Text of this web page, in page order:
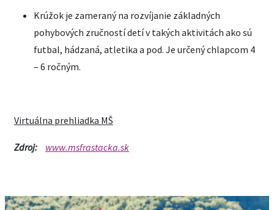
Krúžok je zameraný na rozvíjanie základných
pohybových zručností detí v takých aktivitách ako sú
futbal, hádzaná, atletika a pod. Je určený chlapcom 4
– 6 ročným.
Virtuálna prehliadka MŠ
Zdroj: www.msfrastacka.sk